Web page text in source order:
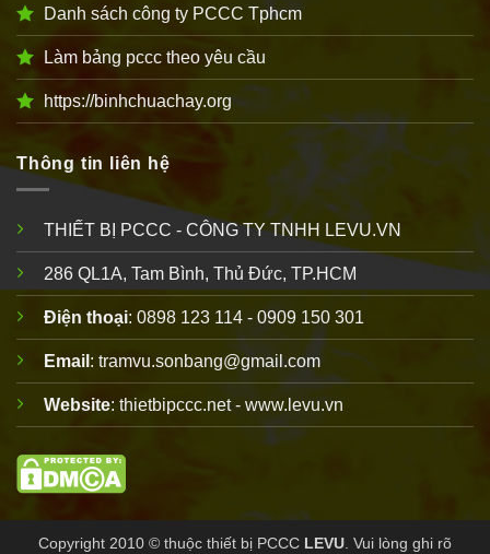
Danh sách công ty PCCC Tphcm
Làm bảng pccc theo yêu cầu
https://binhchuachay.org
Thông tin liên hệ
THIẾT BỊ PCCC - CÔNG TY TNHH LEVU.VN
286 QL1A, Tam Bình, Thủ Đức, TP.HCM
Điện thoại: 0898 123 114 - 0909 150 301
Email : tramvu.sonbang@gmail.com
Website: thietbipccc.net - www.levu.vn
Copyright 2010 © thuộc thiết bị PCCC LEVU. Vui lòng ghi rõ